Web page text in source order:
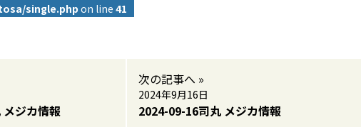
single.php on line 41
ジカ情報
次の記事へ »
2024年9月16日
2024-09-16司丸 メジカ情報